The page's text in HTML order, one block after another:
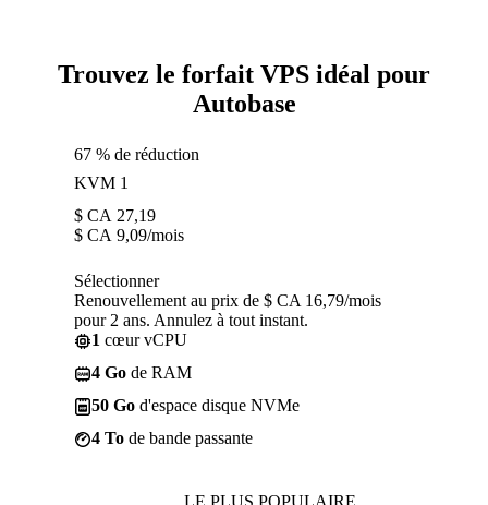
Trouvez le forfait VPS idéal pour
Autobase
67 % de réduction
KVM 1
$ CA 27,19
$ CA 9,09/mois
Sélectionner
Renouvellement au prix de $ CA 16,79/mois
pour 2 ans. Annulez à tout instant.
1 cœur vCPU
4 Go de RAM
50 Go d'espace disque NVMe
4 To de bande passante